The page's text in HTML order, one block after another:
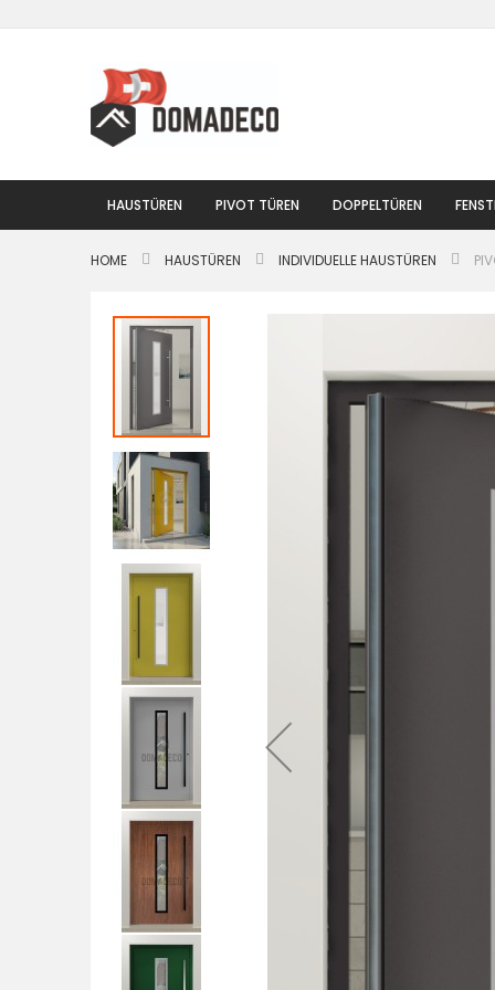
Inhalt
HAUSTÜREN PIVOT TÜREN DOPPELTÜREN
HOME HAUSTÜREN INDIVIDUELLE HAUSTÜREN
Zum
der
Bildgalerie
springen